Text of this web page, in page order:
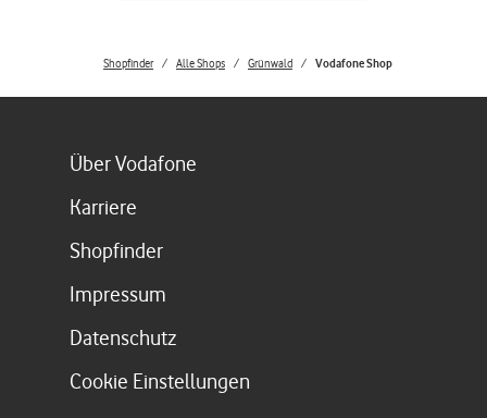
Shopfinder Alle Shops Grünwald Vodafone Shop
Über Vodafone
Karriere
ShopfinderLink öffnet in einem neuen Tab
Impressum
Datenschutz
Cookie Einstellungen